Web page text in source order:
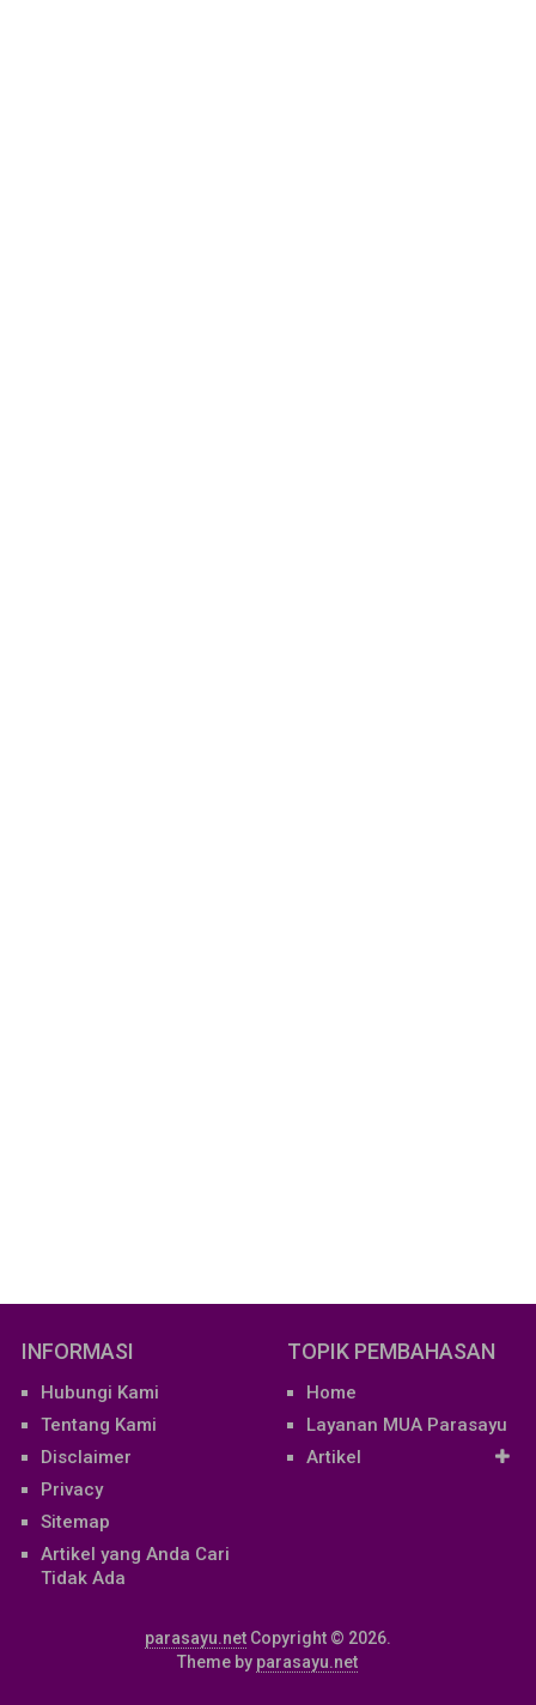
INFORMASI
Hubungi Kami
Tentang Kami
Disclaimer
Privacy
Sitemap
Artikel yang Anda Cari
Tidak Ada
TOPIK PEMBAHASAN
Home
Layanan MUA Parasayu
Artikel
parasayu.netCopyright © 2026.
Theme by parasayu.net